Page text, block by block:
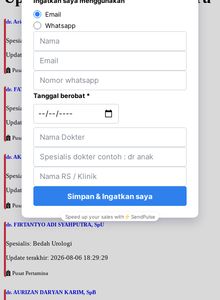
dr. Ario Baskoro, SpU
Spesialis: Bedah Urologi
Update terakhir: 2026-08-06 18:46:06
Pusat Pertamina
dr. FATAN ABSHARI, SpU
Spesialis: Bedah Urologi
Update terakhir: 2026-08-06 18:42:13
Pusat Pertamina
dr. AKBARI WAHYUDI KUSUMAH, SpU
Spesialis: Bedah Urologi
Update terakhir: 2026-08-06 18:38:38
Pusat Pertamina
dr. FIRTANTYO ADI SYAHPUTRA, SpU
Spesialis: Bedah Urologi
Update terakhir: 2026-08-06 18:29:29
Pusat Pertamina
dr. AURIZAN DARYAN KARIM, SpB